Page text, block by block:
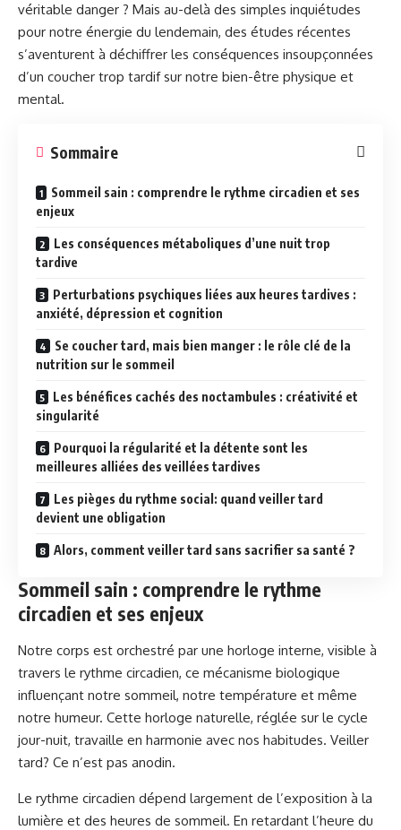
véritable danger ? Mais au-delà des simples inquiétudes
pour notre énergie du lendemain, des études récentes
s’aventurent à déchiffrer les conséquences insoupçonnées
d’un coucher trop tardif sur notre bien-être physique et
mental.
Sommaire
Sommeil sain : comprendre le rythme circadien et ses
enjeux
Les conséquences métaboliques d’une nuit trop
tardive
Perturbations psychiques liées aux heures tardives :
anxiété, dépression et cognition
Se coucher tard, mais bien manger : le rôle clé de la
nutrition sur le sommeil
Les bénéfices cachés des noctambules : créativité et
singularité
Pourquoi la régularité et la détente sont les
meilleures alliées des veillées tardives
Les pièges du rythme social: quand veiller tard
devient une obligation
Alors, comment veiller tard sans sacrifier sa santé ?
Sommeil sain : comprendre le rythme
circadien et ses enjeux
Notre corps est orchestré par une horloge interne, visible à
travers le rythme circadien, ce mécanisme biologique
influençant notre sommeil, notre température et même
notre humeur. Cette horloge naturelle, réglée sur le cycle
jour-nuit, travaille en harmonie avec nos habitudes. Veiller
tard? Ce n’est pas anodin.
Le rythme circadien dépend largement de l’exposition à la
lumière et des heures de sommeil. En retardant l’heure du